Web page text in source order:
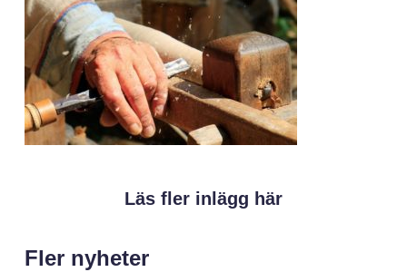
Läs fler inlägg här
Fler nyheter